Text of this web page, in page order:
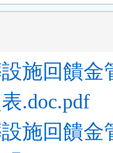
施回饋金
.doc.pdf
施回饋金